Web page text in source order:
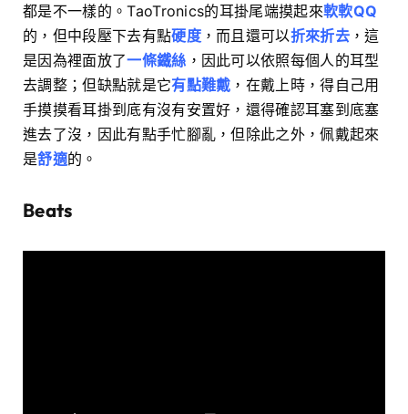
都是不一樣的。TaoTronics的耳掛尾端摸起來軟軟QQ
的，但中段壓下去有點硬度，而且還可以折來折去 ，這
是因為裡面放了一條鐵絲 ，因此可以依照每個人的耳型
去調整；但缺點就是它有點難戴 ，在戴上時，得自己用
手摸摸看耳掛到底有沒有安置好，還得確認耳塞到底塞
進去了沒，因此有點手忙腳亂，但除此之外，佩戴起來
是舒適的。
Beats